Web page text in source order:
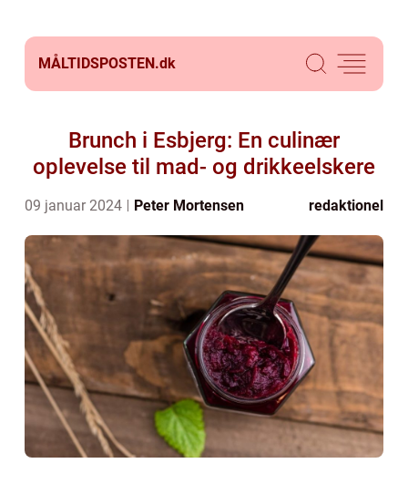
MÅLTIDSPOSTEN.dk
Brunch i Esbjerg: En culinær
oplevelse til mad- og drikkeelskere
09 januar 2024 Peter Mortensen redaktionel